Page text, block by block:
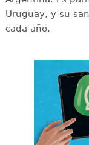
Uruguay, y su
cada año.